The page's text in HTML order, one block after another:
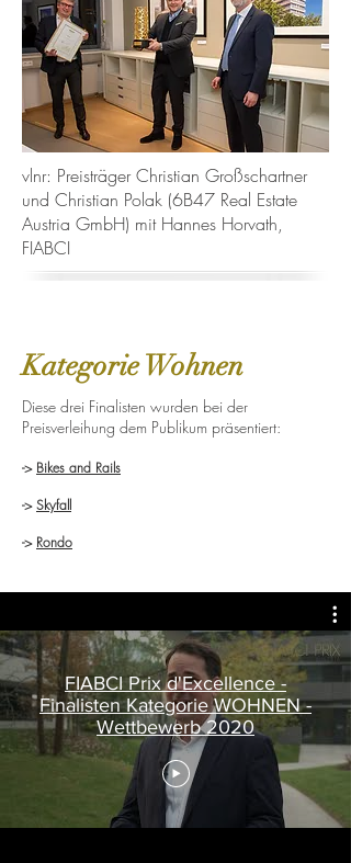
vlnr: Preisträger Christian Großschartner
und Christian Polak (6B47 Real Estate
Austria GmbH) mit Hannes Horvath,
FIABCI
Kategorie Wohnen
Diese drei Finalisten wurden bei der
Preisverleihung dem Publikum präsentiert:
-> Bikes and Rails
->Skyfall
-> Rondo
FIABCI Prix d'Excellence -
Finalisten Kategorie WOHNEN -
Wettbewerb 2020